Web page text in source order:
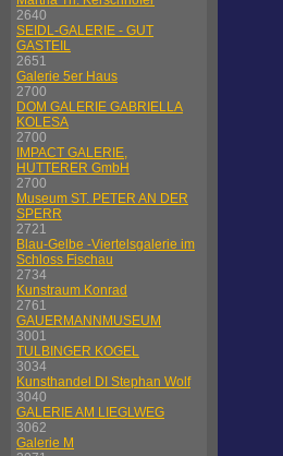
2640
SEIDL-GALERIE - GUT
GASTEIL
2651
Galerie 5er Haus
2700
DOM GALERIE GABRIELLA
KOLESA
2700
IMPACT GALERIE,
HUTTERER GmbH
2700
Museum ST. PETER AN DER
SPERR
2721
Blau-Gelbe -Viertelsgalerie im
Schloss Fischau
2734
Kunstraum Konrad
2761
GAUERMANNMUSEUM
3001
TULBINGER KOGEL
3034
Kunsthandel DI Stephan Wolf
3040
GALERIE AM LIEGLWEG
3062
Galerie M